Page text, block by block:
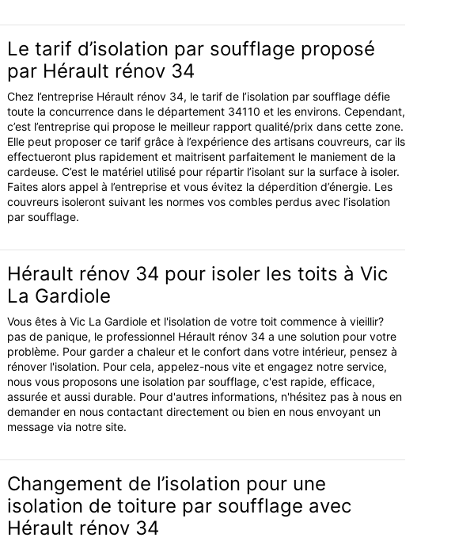
Le tarif d’isolation par soufflage proposé
par Hérault rénov 34
Chez l’entreprise Hérault rénov 34, le tarif de l’isolation par soufflage défie
toute la concurrence dans le département 34110 et les environs. Cependant,
c’est l’entreprise qui propose le meilleur rapport qualité/prix dans cette zone.
Elle peut proposer ce tarif grâce à l’expérience des artisans couvreurs, car ils
effectueront plus rapidement et maitrisent parfaitement le maniement de la
cardeuse. C’est le matériel utilisé pour répartir l’isolant sur la surface à isoler.
Faites alors appel à l’entreprise et vous évitez la déperdition d’énergie. Les
couvreurs isoleront suivant les normes vos combles perdus avec l’isolation
par soufflage.
Hérault rénov 34 pour isoler les toits à Vic
La Gardiole
Vous êtes à Vic La Gardiole et l'isolation de votre toit commence à vieillir?
pas de panique, le professionnel Hérault rénov 34 a une solution pour votre
problème. Pour garder a chaleur et le confort dans votre intérieur, pensez à
rénover l'isolation. Pour cela, appelez-nous vite et engagez notre service,
nous vous proposons une isolation par soufflage, c'est rapide, efficace,
assurée et aussi durable. Pour d'autres informations, n'hésitez pas à nous en
demander en nous contactant directement ou bien en nous envoyant un
message via notre site.
Changement de l’isolation pour une
isolation de toiture par soufflage avec
Hérault rénov 34